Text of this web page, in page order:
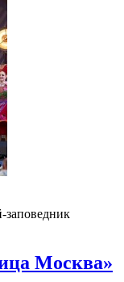
заповедник
Москва»